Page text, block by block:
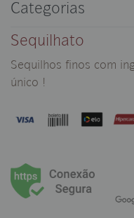
Categorias
Sequilhato
Sequilhos finos com
único !